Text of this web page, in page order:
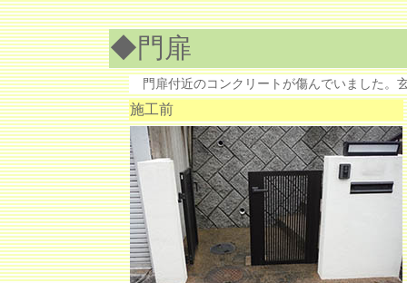
◆門扉
門扉付近のコンクリートが傷んでいました。
施工前